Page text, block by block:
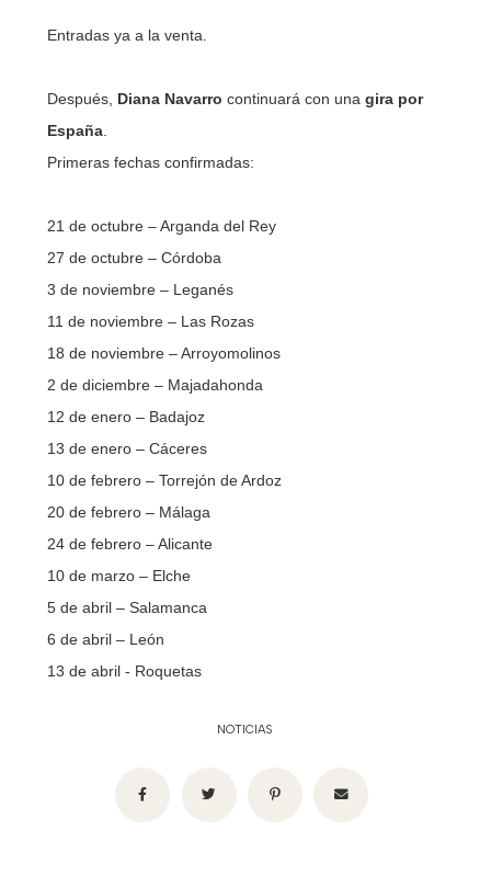
Entradas ya a la venta.
Después, Diana Navarro continuará con una gira por
España.
Primeras fechas confirmadas:
21 de octubre – Arganda del Rey
27 de octubre – Córdoba
3 de noviembre – Leganés
11 de noviembre – Las Rozas
18 de noviembre – Arroyomolinos
2 de diciembre – Majadahonda
12 de enero – Badajoz
13 de enero – Cáceres
10 de febrero – Torrejón de Ardoz
20 de febrero – Málaga
24 de febrero – Alicante
10 de marzo – Elche
5 de abril – Salamanca
6 de abril – León
13 de abril - Roquetas
NOTICIAS